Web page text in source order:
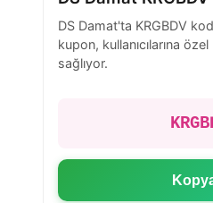
DS Damat'ta KRGBDV
kupon, kullanıcılarına
sağlıyor.